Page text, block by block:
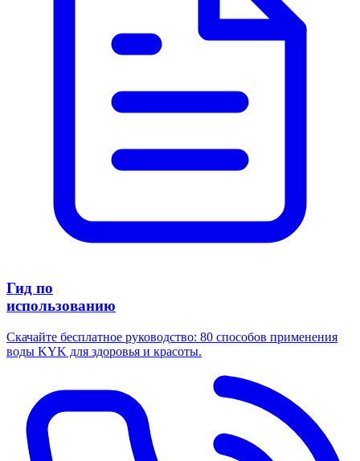
Гид по
использованию
Скачайте бесплатное руководство: 80 способов применения
воды KYK для здоровья и красоты.